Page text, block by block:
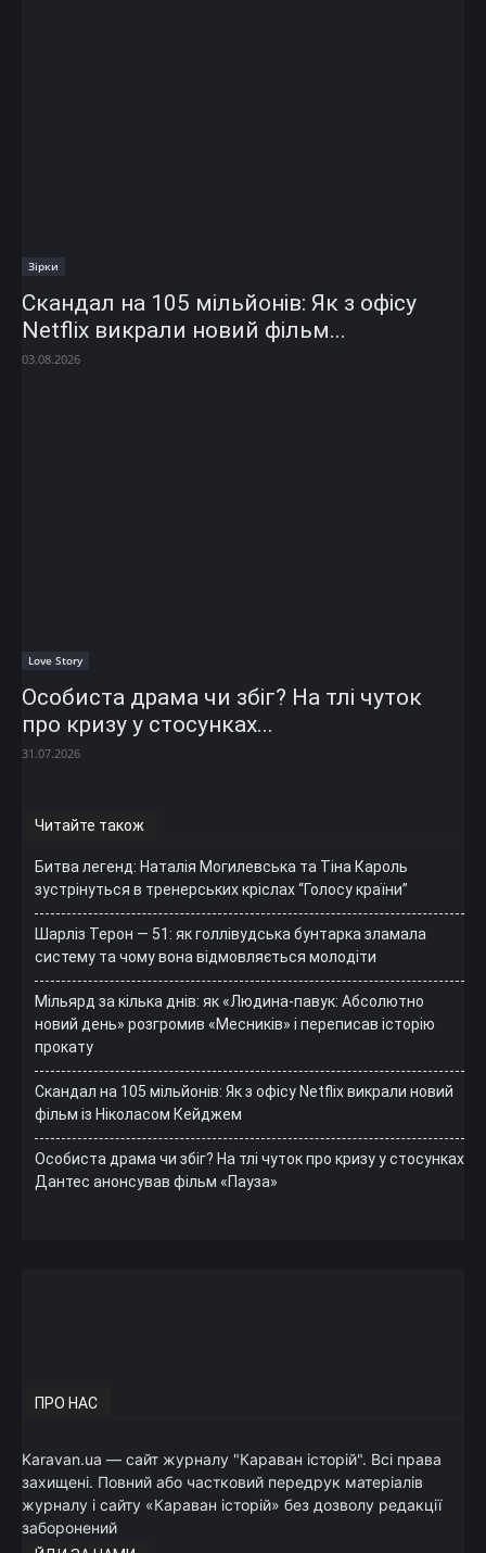
Зірки
Скандал на 105 мільйонів: Як з офісу
Netflix викрали новий фільм...
03.08.2026
Love Story
Особиста драма чи збіг? На тлі чуток
про кризу у стосунках...
31.07.2026
Читайте також
Битва легенд: Наталія Могилевська та Тіна Кароль
зустрінуться в тренерських кріслах “Голосу країни”
Шарліз Терон — 51: як голлівудська бунтарка зламала
систему та чому вона відмовляється молодіти
Мільярд за кілька днів: як «Людина-павук: Абсолютно
новий день» розгромив «Месників» і переписав історію
прокату
Скандал на 105 мільйонів: Як з офісу Netflix викрали новий
фільм із Ніколасом Кейджем
Особиста драма чи збіг? На тлі чуток про кризу у стосунках
Дантес анонсував фільм «Пауза»
ПРО НАС
Karavan.ua — сайт журналу "Караван історій". Всі права
захищені. Повний або частковий передрук матеріалів
журналу і сайту «Караван історій» без дозволу редакції
заборонений